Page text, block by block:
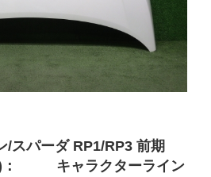
/スパーダ RP1/RP3 前期
： キャラクターライン